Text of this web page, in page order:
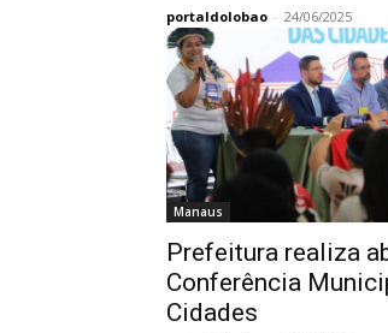
portaldolobao - 24/06/2025
Manaus
Prefeitura realiza
Conferência
Cidades